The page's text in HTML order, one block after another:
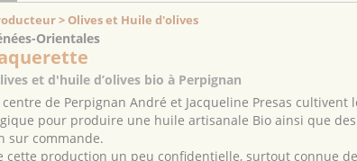
> Olives et Huile d'olives
Orientales
et d'huile d’olives bio à Perpignan
de Perpignan André et Jacqueline Presas cultivent
pour produire une huile artisanale Bio ainsi que
sur commande.
cette production un peu confidentielle, surtout connue